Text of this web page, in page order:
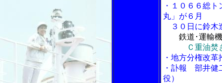
・１０６６総
丸」が６月
３０日に鈴木
鉄道･運輸
Ｃ重油焚
・地方分権改
・訃報 部井健
役）